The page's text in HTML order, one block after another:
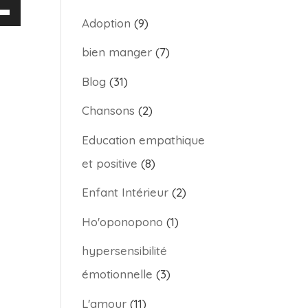
Adoption (9)
bien manger (7)
Blog (31)
Chansons (2)
Education empathique
et positive (8)
Enfant Intérieur (2)
Ho'oponopono (1)
hypersensibilité
émotionnelle (3)
L'amour (11)